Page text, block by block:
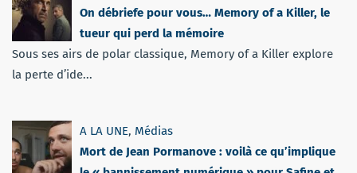
On débriefe pour vous… Memory of a Killer, le
tueur qui perd la mémoire
Sous ses airs de polar classique, Memory of a Killer explore
la perte d’ide...
A LA UNE, Médias
Mort de Jean Pormanove : voilà ce qu’implique